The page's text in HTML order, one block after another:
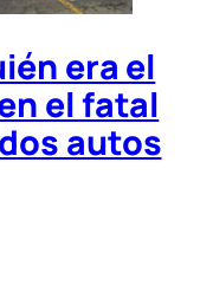
era el
el fatal
autos